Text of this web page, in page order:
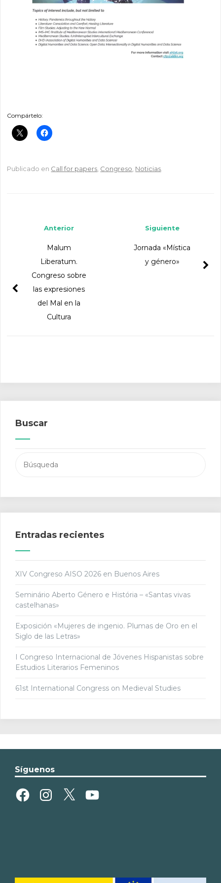
Compártelo:
Publicado en Call for papers, Congreso, Noticias.
Siguiente
Jornada «Mística
y género»
Anterior
Malum
Liberatum.
Congreso sobre
las expresiones
del Mal en la
Cultura
Buscar
Entradas recientes
XIV Congreso AISO 2026 en Buenos Aires
Seminário Aberto Género e História – «Santas vivas
castelhanas»
Exposición «Mujeres de ingenio. Plumas de Oro en el
Siglo de las Letras»
I Congreso Internacional de Jóvenes Hispanistas sobre
Estudios Literarios Femeninos
61st International Congress on Medieval Studies
Síguenos
FacebookInstagram
X YouTube